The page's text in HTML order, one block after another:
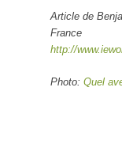
Article de
France
http://
Photo: Quel